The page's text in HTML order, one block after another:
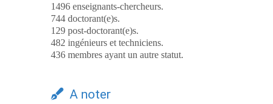
1496 enseignants-chercheurs.
744 doctorant(e)s.
129 post-doctorant(e)s.
482 ingénieurs et techniciens.
436 membres ayant un autre statut.
A noter